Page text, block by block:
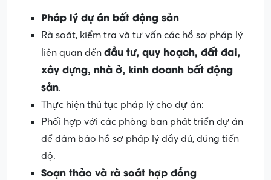
Pháp lý dự án bất động sản
Rà soát, kiểm tra và tư vấn các hồ sơ pháp lý
liên quan đến đầu tư, quy hoạch, đất đai,
xây dựng, nhà ở, kinh doanh bất động
sản.
Thực hiện thủ tục pháp lý cho dự án:
Phối hợp với các phòng ban phát triển dự án
để đảm bảo hồ sơ pháp lý đầy đủ, đúng tiến
độ.
Soạn thảo và rà soát hợp đồng